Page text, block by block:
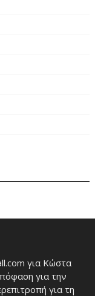
για Κώστα
για την
για τη